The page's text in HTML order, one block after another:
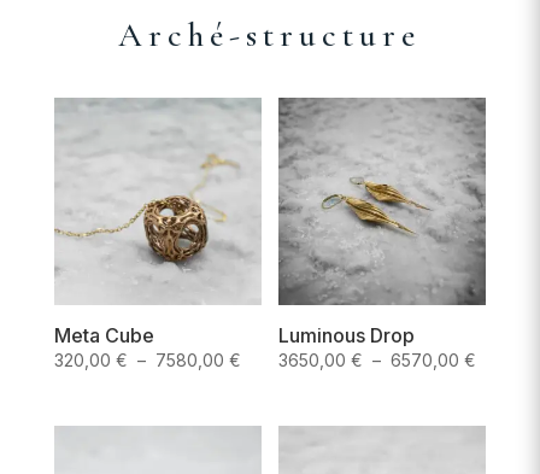
Arché-structure
Meta Cube
320,00 € – 7580,00 €Plage
prix :
Luminous Drop
3650,00€ – 6570,00€
prix :